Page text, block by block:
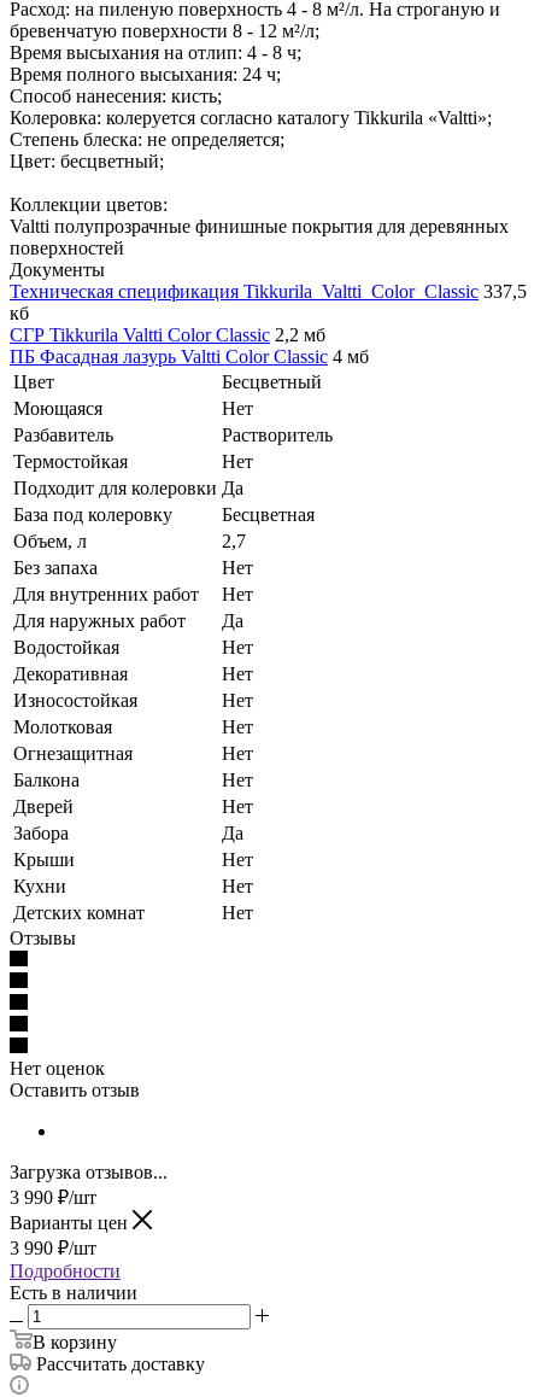
Расход: на пиленую поверхность 4 - 8 м²/л. На строганую и
бревенчатую поверхности 8 - 12 м²/л;
Время высыхания на отлип: 4 - 8 ч;
Время полного высыхания: 24 ч;
Способ нанесения: кисть;
Колеровка: колеруется согласно каталогу Tikkurila «Valtti»;
Степень блеска: не определяется;
Цвет: бесцветный;
Коллекции цветов:
Valtti полупрозрачные финишные покрытия для деревянных
поверхностей
Документы
Техническая спецификация Tikkurila_Valtti_Color_Classic 337,5
кб
СГР Tikkurila Valtti Color Classic 2,2 мб
ПБ Фасадная лазурь Valtti Color Classic 4 мб
Цвет
Бесцветный
Моющаяся
Нет
Разбавитель
Растворитель
Термостойкая
Нет
Подходит для колеровки Да
База под колеровку
Бесцветная
Объем, л
2,7
Без запаха
Нет
Для внутренних работ
Нет
Для наружных работ
Да
Водостойкая
Нет
Декоративная
Нет
Износостойкая
Нет
Молотковая
Нет
Огнезащитная
Нет
Балкона
Нет
Дверей
Нет
Забора
Да
Крыши
Нет
Кухни
Нет
Детских комнат
Нет
Отзывы
Нет оценок
Оставить отзыв
Загрузка отзывов...
3 990 ₽/шт
Варианты цен
3 990 ₽/шт
Подробности
Есть в наличии
В корзину
Рассчитать доставку